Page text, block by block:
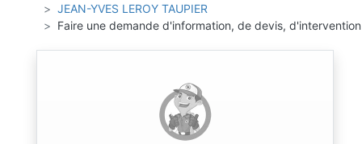
JEAN-YVES LEROY TAUPIER
Faire une demande d'information, de devis, d'intervention